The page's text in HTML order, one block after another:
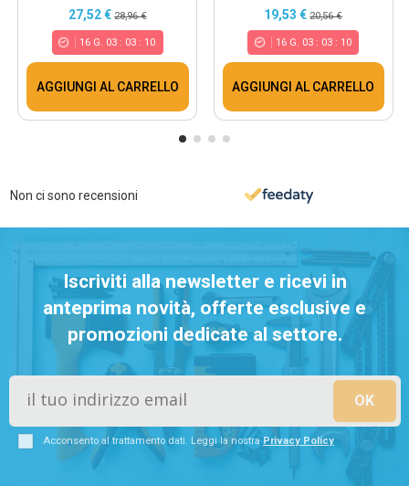
27,52 € 28,96 €
16 G. 03 : 03 : 10
AGGIUNGI AL CARRELLO
19,53 €20,56 €
16G. 03: 03: 10
AGGIUNGI AL CARRELLO
Non ci sono recensioni
Iscriviti alla newsletter e ricevi in
anteprima novità, offerte esclusive e
promozioni dedicate al settore.
Acconsento al trattamento dati. Leggi la nostraPrivacy Policy